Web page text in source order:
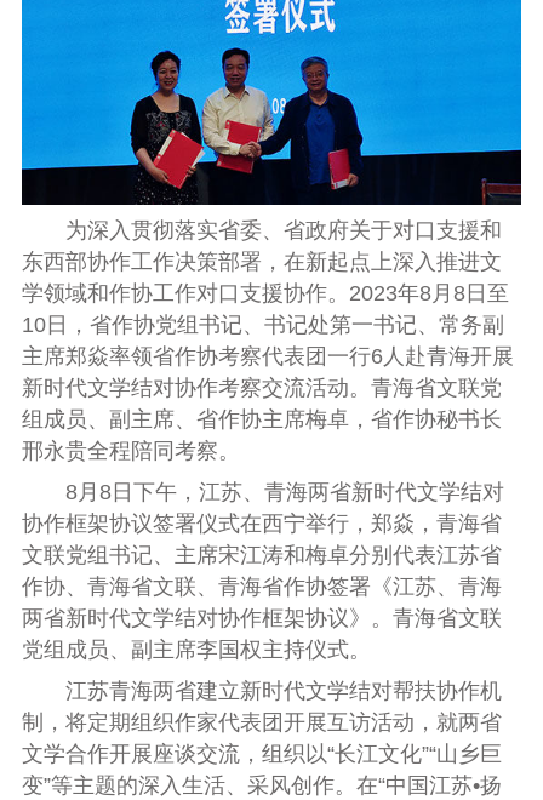
为深入贯彻落实省委、 省政府关于对口支援和
东西部协作工作决策部署 ， 在新起点上深入推进文
学领域和作协工作对口支援协作。 2023年8月 8日至
10日 ， 省作协党组书记、 书记处第一书记、 常务副
主席郑焱率领省作协考察代表团一行6人赴青海开展
新时代文学结对协作考察交流活动。 青海省文联党
组成员 、 副主席、 省作协主席梅卓， 省作协秘书长
邢永贵全程陪同考察。
8月 8日下午， 江苏、 青海两省新时代文学结对
协作框架协议签署仪式在西宁举行， 郑焱 ， 青海省
文联党组书记、 主席宋江涛和梅卓分别代表江苏省
作协、 青海省文联、 青海省作协签署 《江苏、 青海
两省新时代文学结对协作框架协议》。 青海省文联
党组成员 、 副主席李国权主持仪式。
江苏青海两省建立新时代文学结对帮扶协作机
制
， 将定期组织作家代表团开展互访活动 ， 就两省
文学合作开展座谈交流， 组织以“长江文化”“山乡巨
变”等主题的深入生活、 采风创作。 在“中国江苏•扬